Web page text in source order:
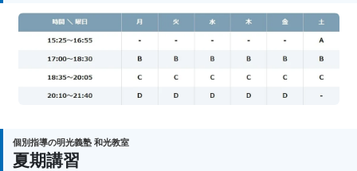
個別指導の明光義塾 和光教室
夏期講習